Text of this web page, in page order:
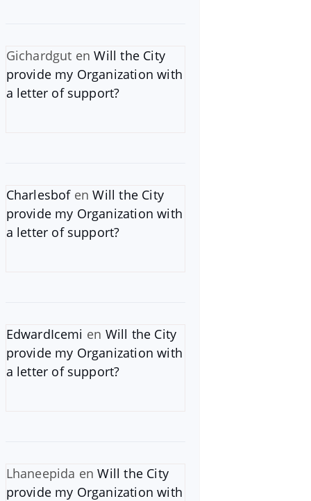
Gichardgut enWill the City
provide my Organization with
a letter of support?
CharlesbofenWill the City
provide my Organization with
a letter of support?
EdwardIcemi en Will the City
provide my Organization with
a letter of support?
Lhaneepida enWill the City
provide my Organization with